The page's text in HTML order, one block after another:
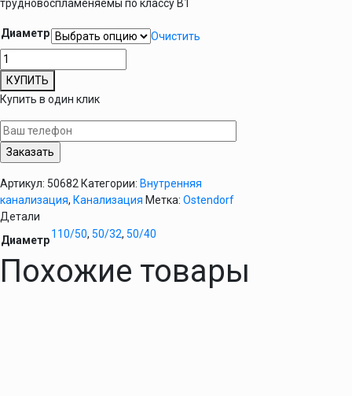
трудновоспламеняемы по классу B1
Диаметр
Очистить
Количество
товара
Редукция
канализационная
Ostendorf
HT
внутренняя
КУПИТЬ
Купить в один клик
Артикул: 50682 Категории: Внутренняя
канализация, Канализация Метка: Ostendorf
Детали
Диаметр110/50, 50/32, 50/40
Похожие товары